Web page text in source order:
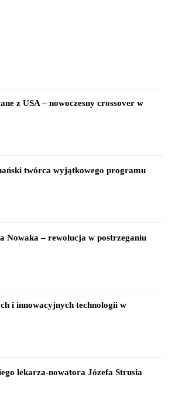
z USA – nowoczesny crossover w
twórca wyjątkowego programu
Nowaka – rewolucja w postrzeganiu
i innowacyjnych technologii w
lekarza-nowatora Józefa Strusia